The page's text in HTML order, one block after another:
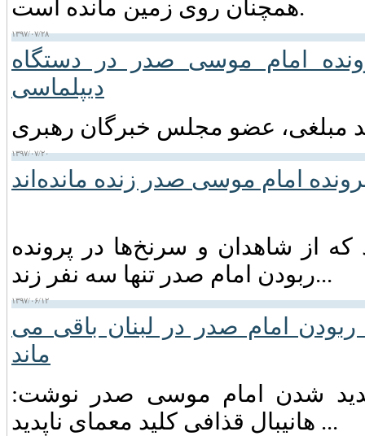
همچنان روی زمین مانده است.
۱۳۹۷/۰۷/۲۸
امام موسی صدر در دستگاه
دیپلماسی
۱۳۹۷/۰۷/۲۰
امام موسی صدر زنده مانده‌اند
از شاهدان و سرنخ‌ها در پرونده
ربودن امام صدر تنها سه نفر زند...
۱۳۹۷/۰۶/۱۲
امام صدر در لبنان باقی می
ماند
شدن امام موسی صدر نوشت:
هانیبال قذافی کلید معمای ناپدید ...